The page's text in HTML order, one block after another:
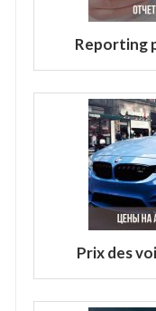
Reporting
Prix ​​des